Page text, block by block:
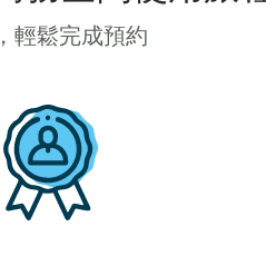
輕鬆完成預約